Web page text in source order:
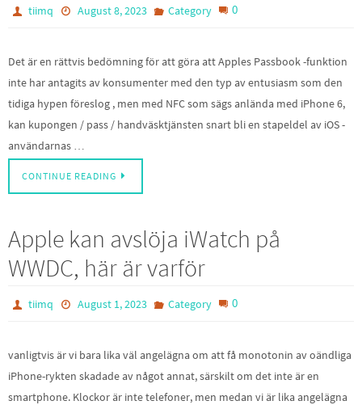
tiimq August 8, 2023 Category 0
Det är en rättvis bedömning för att göra att Apples Passbook -funktion
inte har antagits av konsumenter med den typ av entusiasm som den
tidiga hypen föreslog , men med NFC som sägs anlända med iPhone 6,
kan kupongen / pass / handväsktjänsten snart bli en stapeldel av iOS -
användarnas …
CONTINUE READING
Apple kan avslöja iWatch på
WWDC, här är varför
tiimq August 1, 2023 Category 0
vanligtvis är vi bara lika väl angelägna om att få monotonin av oändliga
iPhone-rykten skadade av något annat, särskilt om det inte är en
smartphone. Klockor är inte telefoner, men medan vi är lika angelägna